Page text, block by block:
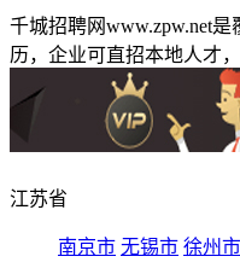
千城招聘网www.zpw.net
历，企业可直招本地人才
江苏省
南京市 无锡市 徐州市